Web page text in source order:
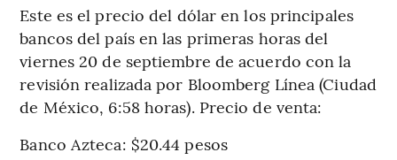
Este es el precio del dólar en los principales
bancos del país en las primeras horas del
viernes 20 de septiembre de acuerdo con la
revisión realizada por Bloomberg Línea (Ciudad
de México, 6:58 horas). Precio de venta:
Banco Azteca: $20.44 pesos